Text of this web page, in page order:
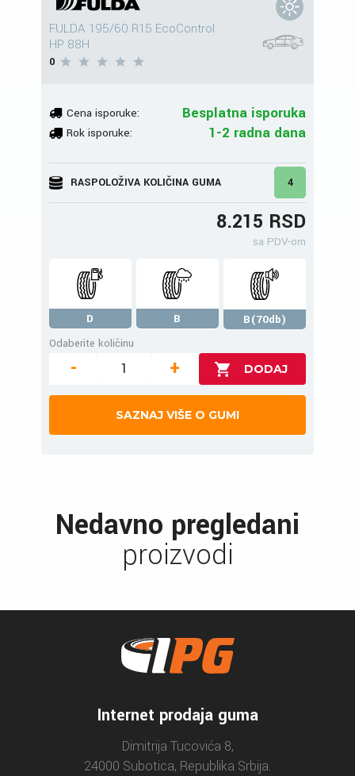
FULDA 195/60 R15 EcoControl
HP 88H
0
Cena isporuke: Besplatna isporuka
Rok isporuke: 1-2 radna dana
RASPOLOŽIVA KOLIČINA GUMA 4
8.215 RSD
sa PDV-om
D B
B(70db)
Odaberite količinu
- +
SAZNAJ VIŠE O GUMI
Nedavno pregledani
proizvodi
Internet prodaja guma
Dimitrija Tucovića 8,
24000 Subotica, Republika Srbija.